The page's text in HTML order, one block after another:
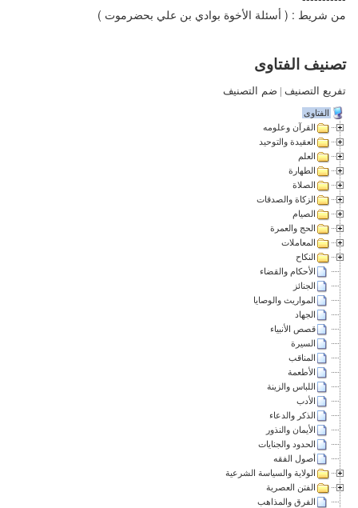
من شريط : ( أسئلة الأخوة بوادي بن علي بحضرموت )
تصنيف الفتاوى
تفريع التصنيف | ضم التصنيف
الفتاوى
القرآن وعلومه
العقيدة والتوحيد
العلم
الطهارة
الصلاة
الزكاة والصدقات
الصيام
الحج والعمرة
المعاملات
النكاح
الأحكام والقضاء
الجنائز
المواريث والوصايا
الجهاد
قصص الأنبياء
السيرة
المناقب
الأطعمة
اللباس والزينة
الأدب
الذكر والدعاء
الأيمان والنذور
الحدود والجنايات
أصول الفقه
الولاية والسياسة الشرعية
الفتن العصرية
الفرق والمذاهب